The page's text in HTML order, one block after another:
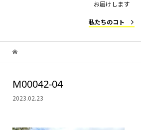
お届けします
私たちのコト
M00042-04
2023.02.23